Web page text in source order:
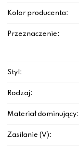
Kolor producenta:
Przeznaczenie:
Styl:
Rodzaj:
Materiał dominujący:
Zasilanie (V):